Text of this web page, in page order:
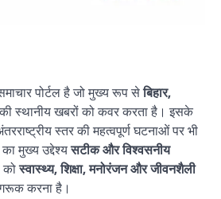
पोर्टल है जो मुख्य रूप सेबिहार,
स्थानीय खबरों को कवर करता है। इसके
स्तर की महत्वपूर्ण घटनाओं पर भी
का मुख्य उद्देश्यसटीक और विश्वसनीय
कोस्वास्थ्य, शिक्षा, मनोरंजन और जीवनशैली
करना है।